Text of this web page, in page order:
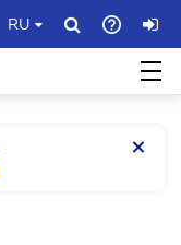
RU